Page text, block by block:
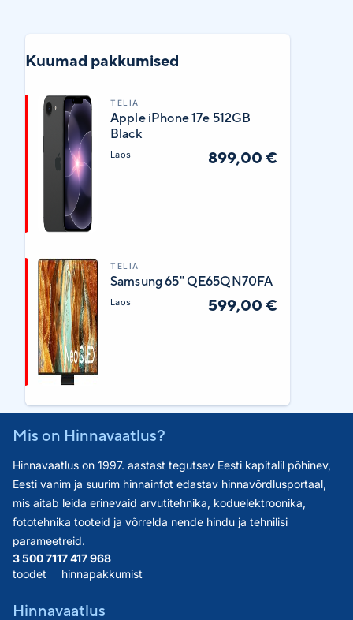
Kuumad pakkumised
TELIA
Apple iPhone 17e 512GB
Black
Laos 899,00 €
TELIA
Samsung 65" QE65QN70FA
Laos 599,00 €
Mis on Hinnavaatlus?
Hinnavaatlus on 1997. aastast tegutsev Eesti kapitalil põhinev,
Eesti vanim ja suurim hinnainfot edastav hinnavõrdlusportaal,
mis aitab leida erinevaid arvutitehnika, koduelektroonika,
fototehnika tooteid ja võrrelda nende hindu ja tehnilisi
parameetreid.
3 500 711
toodet
7 417 968
hinnapakkumist
Hinnavaatlus